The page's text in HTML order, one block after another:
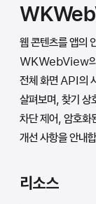
웹 콘텐츠를 앱의
WKWebView의
전체 화면 API의
살펴보며, 찾기 상
차단 제어, 암호
개선 사항을 안내
리소스